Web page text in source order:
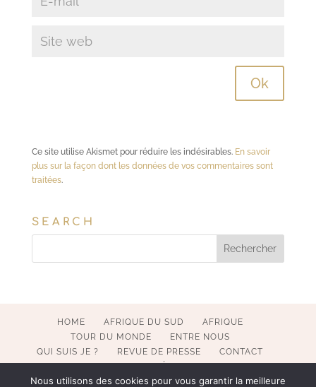
Ce site utilise Akismet pour réduire les indésirables. En savoir
plus sur la façon dont les données de vos commentaires sont
traitées.
SEARCH
HOME AFRIQUE DU SUD
AFRIQUE
TOUR DU MONDE
ENTRE NOUS
QUI SUIS JE ?
REVUE DE PRESSE
CONTACT
Nous utilisons des cookies pour vous garantir la meilleure